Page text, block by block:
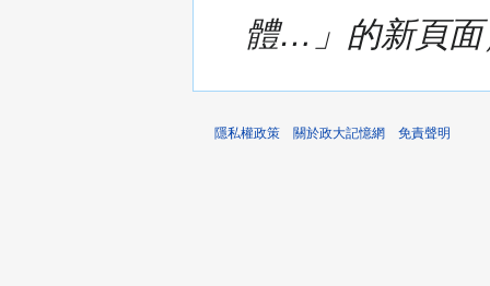
體…」的新頁面
隱私權政策 關於政大記憶網 免責聲明